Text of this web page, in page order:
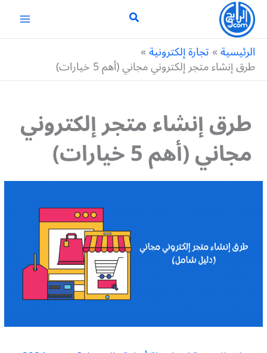
تخطي
المحتوى
الرئيسية تجارة إلكترونية
طرق إنشاء متجر إلكتروني مجاني (أهم 5 خيارات)
طرق إنشاء متجر إلكتروني
مجاني (أهم 5 خيارات)